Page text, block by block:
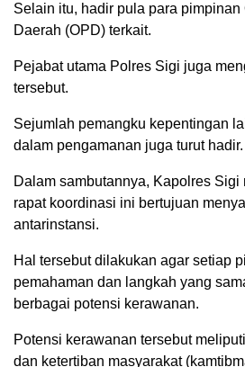
Selain itu, hadir pula para
Daerah (OPD) terkait.
Pejabat utama Polres Sigi juga
tersebut.
Sejumlah pemangku kepentingan
dalam pengamanan juga turut hadir.
Dalam sambutannya, Kapolres
rapat koordinasi ini bertujuan
antarinstansi.
Hal tersebut dilakukan agar setiap
pemahaman dan langkah yang
berbagai potensi kerawanan.
Potensi kerawanan tersebut
dan ketertiban masyarakat